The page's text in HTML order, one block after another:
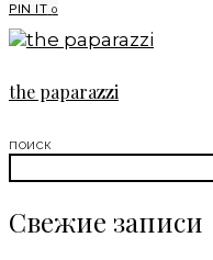
PIN IT 0
the paparazzi
ПОИСК
Свежие записи